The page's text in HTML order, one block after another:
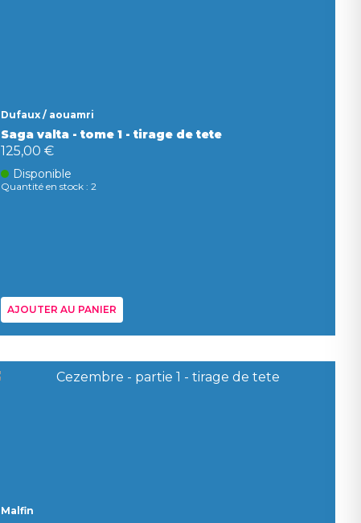
Dufaux / aouamri
Saga valta - tome 1 - tirage de tete
125,00 €
Disponible
Quantité en stock : 2
AJOUTER AU PANIER
Malfin